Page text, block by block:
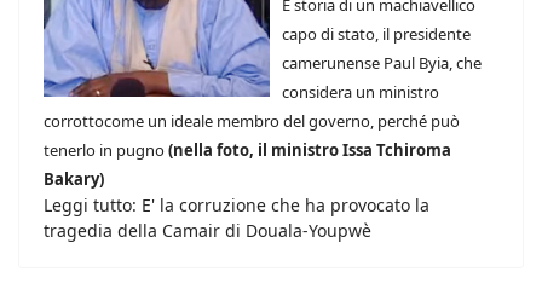
E storia di un machiavellico
capo di stato, il presidente
camerunense Paul Byia, che
considera un ministro
corrottocome un ideale membro del governo, perché può
tenerlo in pugno(nella foto, il ministro Issa Tchiroma
Bakary)
Leggi tutto: E' la corruzione che ha provocato la
tragedia della Camair di Douala-Youpwè